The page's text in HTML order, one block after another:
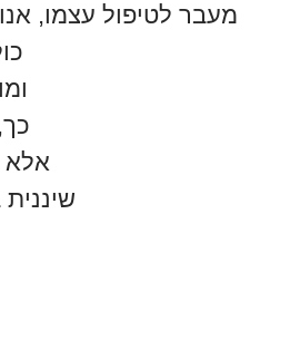
מעבר לטיפול עצמו, אנו
אלא